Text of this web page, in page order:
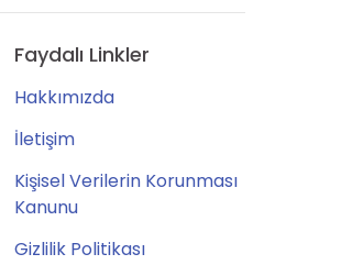
Faydalı Linkler
Hakkımızda
İletişim
Kişisel Verilerin Korunması
Kanunu
Gizlilik Politikası